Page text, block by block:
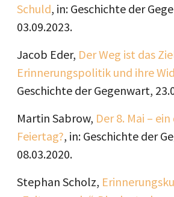
Schuld, in: Geschichte der
03.09.2023.
Jacob Eder, Der Weg ist das
Erinnerungspolitik und ihre
Geschichte der Gegenwart,
Martin Sabrow, Der 8. Mai –
Feiertag?, in: Geschichte der
08.03.2020.
Stephan Scholz,